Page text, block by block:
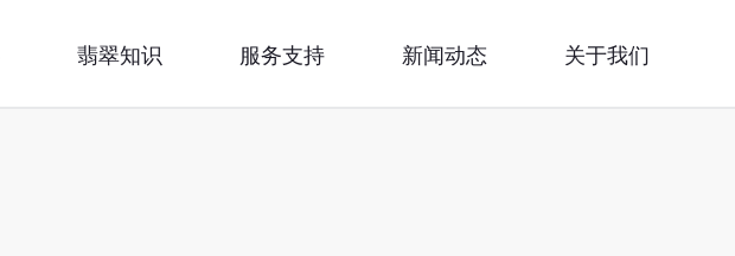
翡翠知识 服务支持 新闻动态 关于我们